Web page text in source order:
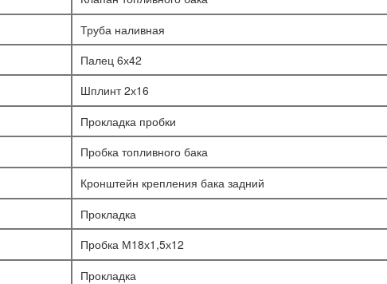
Труба наливная
Палец 6х42
Шплинт 2х16
Прокладка пробки
Пробка топливного бака
Кронштейн крепления бака задний
Прокладка
Пробка М18х1,5х12
Прокладка